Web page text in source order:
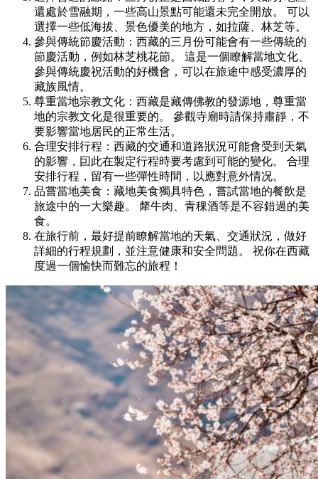
還處於雪融期，一些高山景點可能還未完全開放。 可以
選擇一些低海拔、景色優美的地方，如拉薩、林芝等。
參與傳統節慶活動：西藏的三月份可能會有一些傳統的
節慶活動，例如林芝桃花節。 這是一個瞭解當地文化、
參與傳統慶祝活動的好機會，可以在旅途中感受濃厚的
藏族風情。
尊重當地宗教文化：西藏是藏傳佛教的發源地，尊重當
地的宗教文化是很重要的。 參觀寺廟時請保持肅靜，不
要影響當地居民的正常生活。
合理安排行程：西藏的交通和道路狀況可能會受到天氣
的影響，囙此在製定行程時要考慮到可能的變化。 合理
安排行程，留有一些彈性時間，以應對意外情况。
品嘗當地美食：藏地美食獨具特色，嘗試當地的餐飲是
旅途中的一大樂趣。 犛牛肉、青稞酒等是不容錯過的美
食。
在旅行前，最好提前瞭解當地的天氣、交通狀況，做好
詳細的行程規劃，並注意健康和安全問題。 祝你在西藏
度過一個愉快而難忘的旅程！